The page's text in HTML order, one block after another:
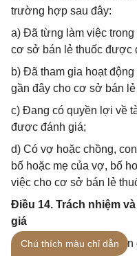
trường hợp sau đây:
a) Đã từng làm việc
cơ sở bán lẻ thuốc được
b) Đã tham gia hoạt
gần đây cho cơ sở bán
c) Đang có quyền lợi về
được đánh giá;
d) Có vợ hoặc chồng,
bố hoặc mẹ của vợ, bố
việc cho cơ sở bán lẻ
Điều 14. Trách nhiệm
giá
1. Trách nhiệm của Đoàn
Chú thích màu chỉ dẫn